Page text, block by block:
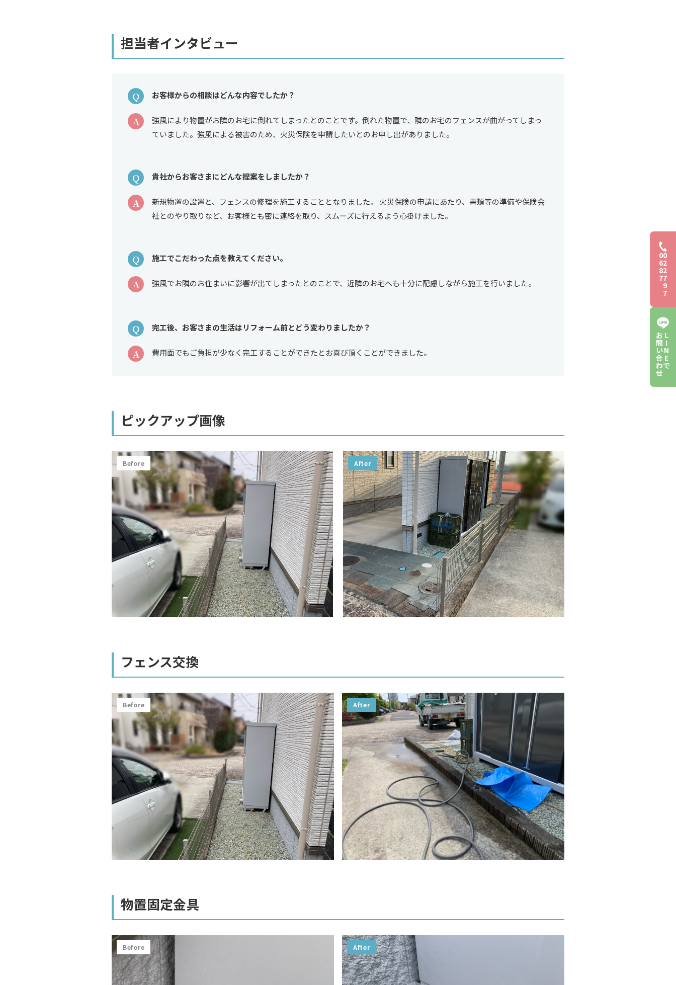
0
2
2
7
9
7
0
6
8
7
L
I
N
E
で
お
問
い
合
わ
せ
担当者インタビュー
Q お客様からの相談はどんな内容でしたか？
A
強風により物置がお隣のお宅に倒れてしまったとのことです。倒れた物置で、隣のお宅のフェンスが曲がってしまっ
ていました。強風による被害のため、火災保険を申請したいとのお申し出がありました。
Q 貴社からお客さまにどんな提案をしましたか？
A
新規物置の設置と、フェンスの修理を施工することとなりました。 火災保険の申請にあたり、書類等の準備や保険会
社とのやり取りなど、お客様とも密に連絡を取り、スムーズに行えるよう心掛けました。
Q 施工でこだわった点を教えてください。
A 強風でお隣のお住まいに影響が出てしまったとのことで、近隣のお宅へも十分に配慮しながら施工を行いました。
Q 完工後、お客さまの生活はリフォーム前とどう変わりましたか？
A 費用面でもご負担が少なく完工することができたとお喜び頂くことができました。
ピックアップ画像
Before After
フェンス交換
Before After
物置固定金具
Before After